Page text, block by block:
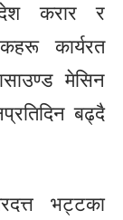
करार र
कार्यरत
मेसिन
बढ्दै
भट्टका